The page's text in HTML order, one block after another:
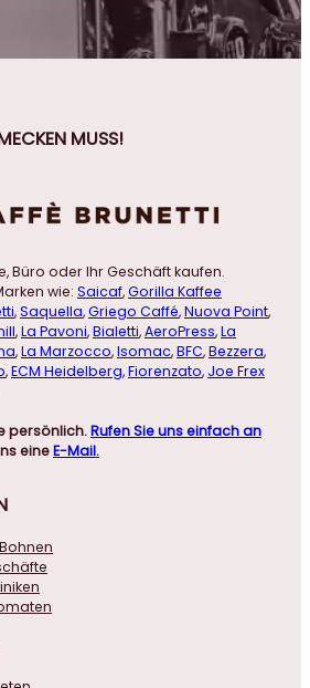
MUSS!
Büro oder Ihr Geschäft kaufen.
wie: Saicaf,Gorilla Kaffee
,Saquella,Griego Caffé,Nuova Point,
,La Pavoni,Bialetti,AeroPress,La
,La Marzocco,Isomac,BFC,Bezzera,
,ECM Heidelberg,Fiorenzato, Joe Frex
persönlich.Rufen Sie uns einfach an
eineE-Mail.